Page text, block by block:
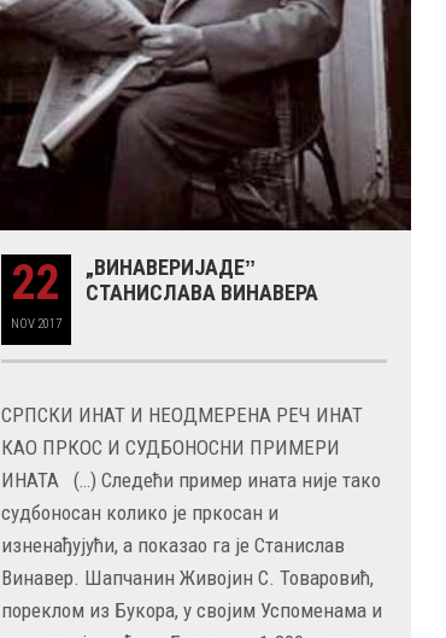
22
NOV 2017
„ВИНАВЕРИЈАДЕˮ
СТАНИСЛАВА ВИНАВЕРА
СРПСКИ ИНАТ И НЕОДМЕРЕНА РЕЧ ИНАТ
КАО ПРКОС И СУДБОНОСНИ ПРИМЕРИ
ИНАТА (…) Следећи пример ината није тако
судбоносан колико је пркосан и
изненађујући, а показао га је Станислав
Винавер. Шапчанин Живојин С. Товаровић,
пореклом из Букора, у својим Успоменама и